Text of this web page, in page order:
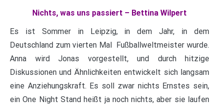
Nichts, was uns passiert – Bettina Wilpert
Es ist Sommer in Leipzig, in dem Jahr, in dem
Deutschland zum vierten Mal Fußballweltmeister wurde.
Anna wird Jonas vorgestellt, und durch hitzige
Diskussionen und Ähnlichkeiten entwickelt sich langsam
eine Anziehungskraft. Es soll zwar nichts Ernstes sein,
ein One Night Stand heißt ja noch nichts, aber sie laufen